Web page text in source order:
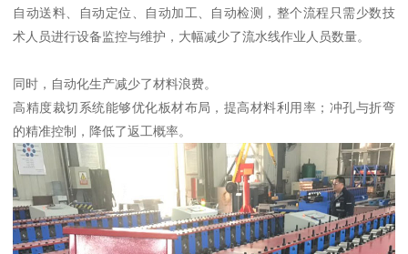
自动送料、自动定位、自动加工、自动检测，整个流程只需少数技
术人员进行设备监控与维护，大幅减少了流水线作业人员数量。
同时，自动化生产减少了材料浪费。
高精度裁切系统能够优化板材布局，提高材料利用率；冲孔与折弯
的精准控制，降低了返工概率。